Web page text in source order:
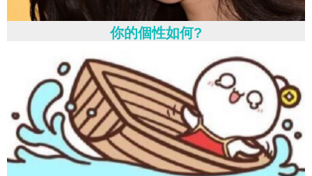
你的個性如何?